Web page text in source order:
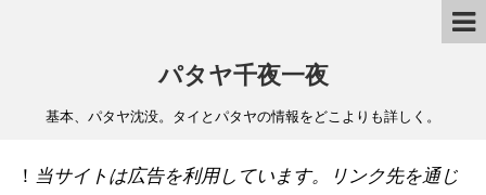
パタヤ千夜一夜
基本、パタヤ沈没。タイとパタヤの情報をどこよりも詳しく。
！ 当サイトは広告を利用しています。リンク先を通じ